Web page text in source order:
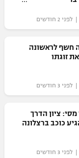
חשף לראשונה
זוגתו
ציון הדרך
כוכב ברצלונה